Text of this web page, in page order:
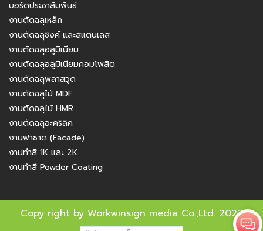
บอร์ดประชาสัมพันธ์
งานตัดฉลุเหล็ก
งานตัดฉลุซิงค์ และสแตนเลส
งานตัดฉลุอลูมิเนียม
งานตัดฉลุอลูมิเนียมคอมโพสิต
งานตัดฉลุพลาสวูด
งานตัดฉลุไม้ MDF
งานตัดฉลุไม้ HMR
งานตัดฉลุอะคริลิค
งานฟาซาด (Facade)
งานทำสี 1K และ 2K
งานทำสี Powder Coating
Copy right by Workwinsign media Co.,Ltd. 2022